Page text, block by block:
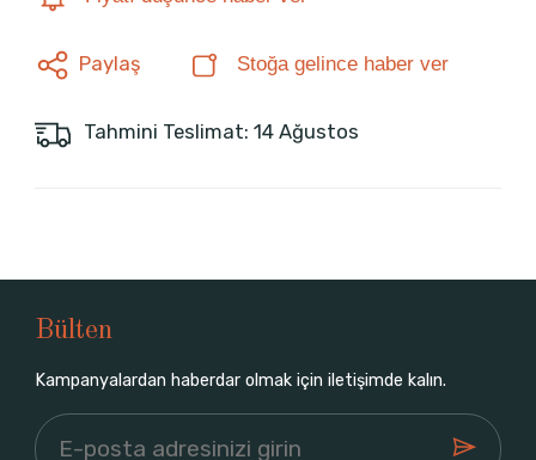
Paylaş Stoğa gelince haber ver
Tahmini Teslimat: 14 Ağustos
Bülten
Kampanyalardan haberdar olmak için iletişimde kalın.